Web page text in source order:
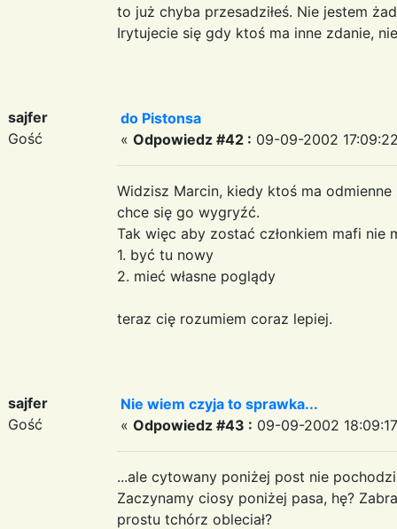
to już chyba przesadziłeś. Nie jestem
Irytujecie się gdy ktoś ma inne zdanie,
sajfer
Gość
do Pistonsa
« Odpowiedz #42 : 09-09-2002
Widzisz Marcin, kiedy ktoś ma
chce się go wygryźć.
Tak więc aby zostać członkiem mafi nie
1. być tu nowy
2. mieć własne poglądy
teraz cię rozumiem coraz lepiej.
sajfer
Gość
Nie wiem czyja to sprawka...
« Odpowiedz #43 : 09-09-2002
...ale cytowany poniżej post nie
Zaczynamy ciosy poniżej pasa, hę?
prostu tchórz obleciał?